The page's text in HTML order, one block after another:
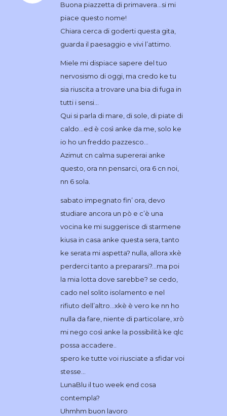
Buona piazzetta di primavera…si mi
piace questo nome!
Chiara cerca di goderti questa gita,
guarda il paesaggio e vivi l’attimo.
Miele mi dispiace sapere del tuo
nervosismo di oggi, ma credo ke tu
sia riuscita a trovare una bia di fuga in
tutti i sensi…
Qui si parla di mare, di sole, di piate di
caldo…ed è così anke da me, solo ke
io ho un freddo pazzesco…
Azimut cn calma supererai anke
questo, ora nn pensarci, ora 6 cn noi,
nn 6 sola.
sabato impegnato fin’ ora, devo
studiare ancora un pò e c’è una
vocina ke mi suggerisce di starmene
kiusa in casa anke questa sera, tanto
ke serata mi aspetta? nulla, allora xkè
perderci tanto a prepararsi?…ma poi
la mia lotta dove sarebbe? se cedo,
cado nel solito isolamento e nel
rifiuto dell’altro…xkè è vero ke nn ho
nulla da fare, niente di particolare, xrò
mi nego così anke la possibilità ke qlc
possa accadere..
spero ke tutte voi riusciate a sfidar voi
stesse…
LunaBlu il tuo week end cosa
contempla?
Uhmhm buon lavoro